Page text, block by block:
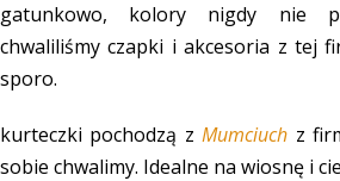
gatunkowo, kolory nigdy nie
chwaliliśmy czapki i akcesoria z tej
sporo.
kurteczki pochodzą zMumciuch z
sobie chwalimy. Idealne na wiosnę i